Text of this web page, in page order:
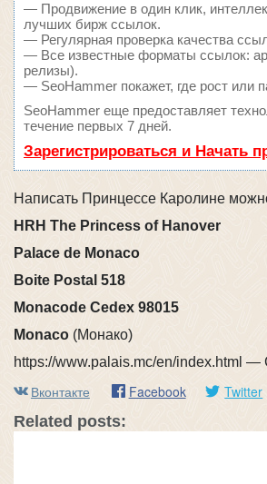
— Продвижение в один клик,
лучших бирж ссылок.
— Регулярная проверка качества
— Все известные форматы ссылок:
релизы).
— SeoHammer покажет, где рост или
SeoHammer еще предоставляет
течение первых 7 дней.
Зарегистрироваться и Начать
Написать Принцессе Каролине
HRH The Princess of Hanover
Palace de Monaco
Boite Postal 518
Monacode Cedex 98015
Monaco (Монако)
https://www.palais.mc/en/index.html
Вконтакте Facebook Twitter
Related posts: